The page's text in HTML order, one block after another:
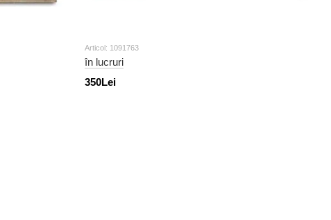
Articol: 1091763
în lucruri
350Lei